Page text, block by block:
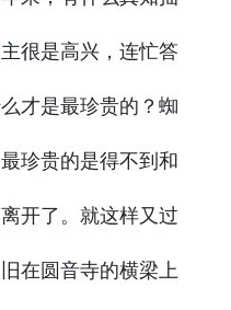
很是高兴，连忙答
才是最珍贵的？蜘
珍贵的是得不到和
开了。就这样又过
在圆音寺的横梁上